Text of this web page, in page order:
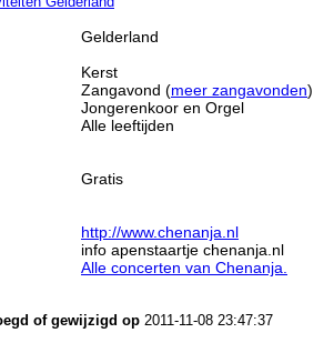
Gelderland
Kerst
Zangavond (meer zangavonden)
Jongerenkoor en Orgel
Alle leeftijden
Gratis
http://www.chenanja.nl
info apenstaartje chenanja.nl
Alle concerten van Chenanja.
of gewijzigd op 2011-11-08 23:47:37